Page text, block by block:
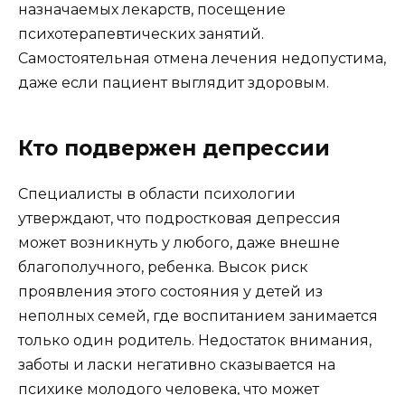
назначаемых лекарств, посещение
психотерапевтических занятий.
Самостоятельная отмена лечения недопустима,
даже если пациент выглядит здоровым.
Кто подвержен депрессии
Специалисты в области психологии
утверждают, что подростковая депрессия
может возникнуть у любого, даже внешне
благополучного, ребенка. Высок риск
проявления этого состояния у детей из
неполных семей, где воспитанием занимается
только один родитель. Недостаток внимания,
заботы и ласки негативно сказывается на
психике молодого человека, что может